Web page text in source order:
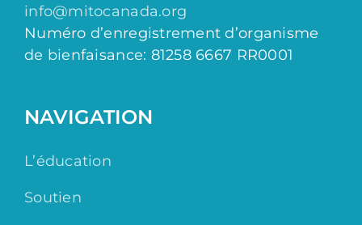
info@mitocanada.org
Numéro d’enregistrement d’organisme
de bienfaisance: 81258 6667 RR0001
NAVIGATION
L’éducation
Soutien